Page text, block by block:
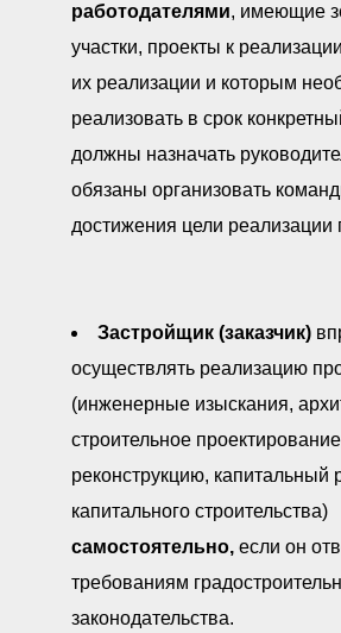
работодателями, имеющие
участки, проекты к
их реализации и которым
реализовать в срок
должны назначать
обязаны организовать
достижения цели реализации
Застройщик (заказчик)
осуществлять реализацию
(инженерные изыскания,
строительное
реконструкцию, капитальный
капитального строительства)
самостоятельно, если он
требованиям
законодательства.